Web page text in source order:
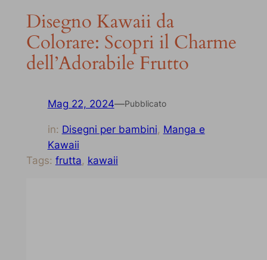
Disegno Kawaii da
Colorare: Scopri il Charme
dell’Adorabile Frutto
Mag 22, 2024—Pubblicato
in: Disegni per bambini, Manga e
Kawaii
Tags: frutta, kawaii